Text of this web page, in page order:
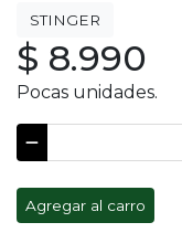
STINGER
$ 8.990
Pocas unidades.
Agregar al carro